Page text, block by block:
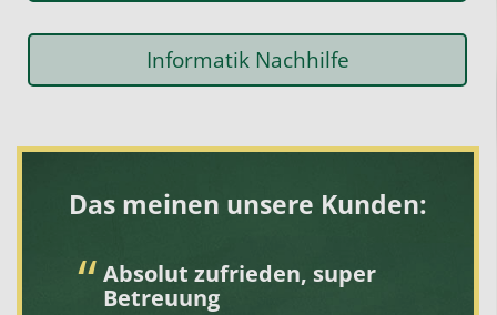
Informatik Nachhilfe
Das meinen unsere Kunden:
Absolut zufrieden, super
Betreuung